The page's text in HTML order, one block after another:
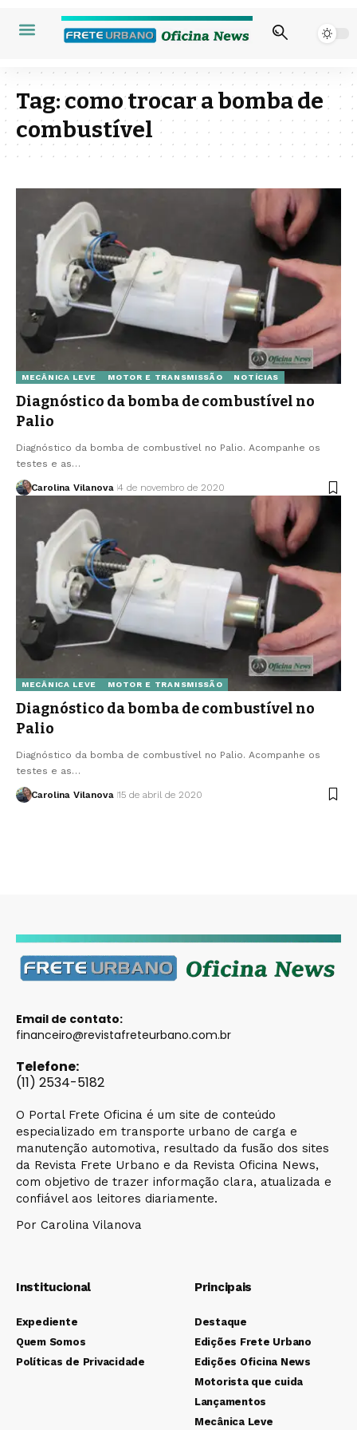
Tag:como trocar a bomba de
combustível
MECÂNICA LEVE MOTOR E TRANSMISSÃO NOTÍCIAS
Diagnóstico da bomba de combustível no
Palio
Diagnóstico da bomba de combustível no Palio. Acompanhe os
testes e as…
Carolina Vilanova 4 de novembro de 2020
MECÂNICA LEVE MOTOR E TRANSMISSÃO
Diagnóstico da bomba de combustível no
Palio
Diagnóstico da bomba de combustível no Palio. Acompanhe os
testes e as…
Carolina Vilanova 15 de abril de 2020
Email de contato:
financeiro@revistafreteurbano.com.br
Telefone:
(11) 2534-5182
O Portal Frete Oficina é um site de conteúdo
especializado em transporte urbano de carga e
manutenção automotiva, resultado da fusão dos sites
da Revista Frete Urbano e da Revista Oficina News,
com objetivo de trazer informação clara, atualizada e
confiável aos leitores diariamente.
Por Carolina Vilanova
Institucional
Expediente
Quem Somos
Políticas de Privacidade
Principais
Destaque
Edições Frete Urbano
Edições Oficina News
Motorista que cuida
Lançamentos
Mecânica Leve